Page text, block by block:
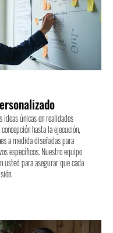
ideas únicas en realidades
hasta la ejecución,
a medida diseñadas para
específicos. Nuestro equipo
usted para asegurar que cada